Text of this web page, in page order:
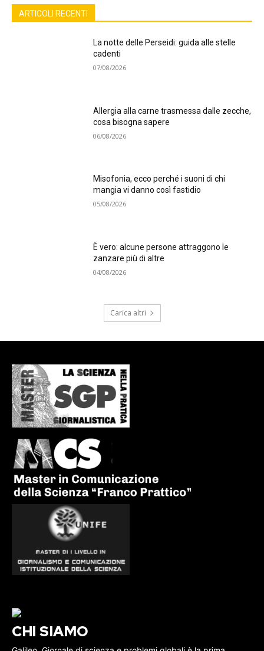
ARTICOLI RECENTI
La notte delle Perseidi: guida alle stelle
cadenti
07/08/2026
Allergia alla carne trasmessa dalle zecche,
cosa bisogna sapere
06/08/2026
Misofonia, ecco perché i suoni di chi
mangia vi danno così fastidio
05/08/2026
È vero: alcune persone attraggono le
zanzare più di altre
04/08/2026
Carica altri
CHI SIAMO